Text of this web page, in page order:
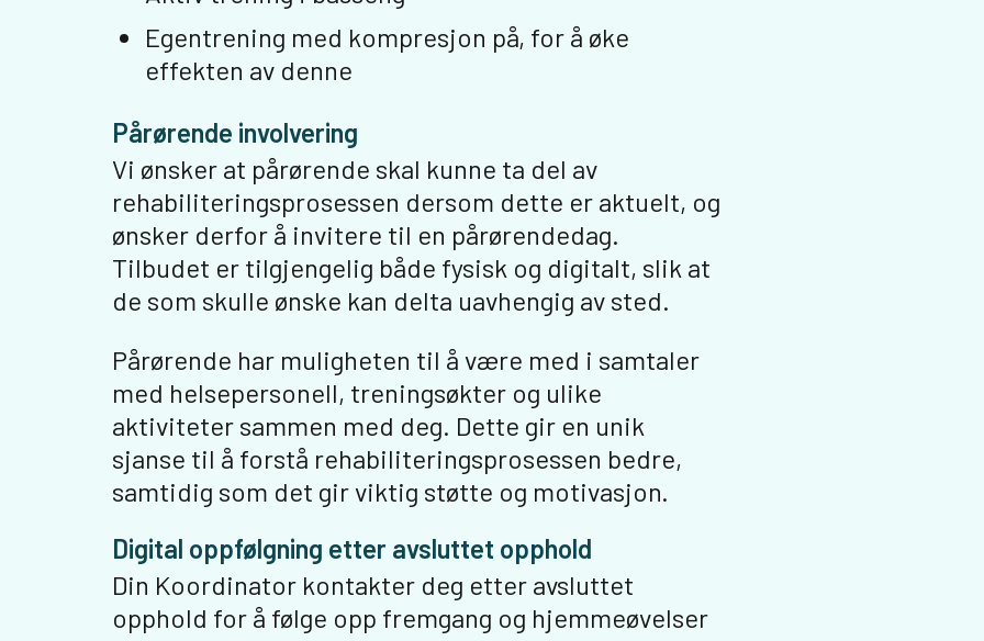
Egentrening med kompresjon på, for å øke
effekten av denne
Pårørende involvering
Vi ønsker at pårørende skal kunne ta del av
rehabiliteringsprosessen dersom dette er aktuelt, og
ønsker derfor å invitere til en pårørendedag.
Tilbudet er tilgjengelig både fysisk og digitalt, slik at
de som skulle ønske kan delta uavhengig av sted.
Pårørende har muligheten til å være med i samtaler
med helsepersonell, treningsøkter og ulike
aktiviteter sammen med deg. Dette gir en unik
sjanse til å forstå rehabiliteringsprosessen bedre,
samtidig som det gir viktig støtte og motivasjon.
Digital oppfølgning etter avsluttet opphold
Din Koordinator kontakter deg etter avsluttet
opphold for å følge opp fremgang og hjemmeøvelser